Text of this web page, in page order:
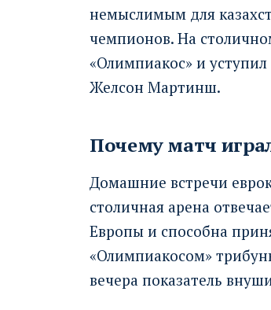
немыслимым для
чемпионов. На
«Олимпиакос» и
Желсон Мартинш.
Почему матч
Домашние встречи
столичная арена
Европы и способна
«Олимпиакосом»
вечера показатель